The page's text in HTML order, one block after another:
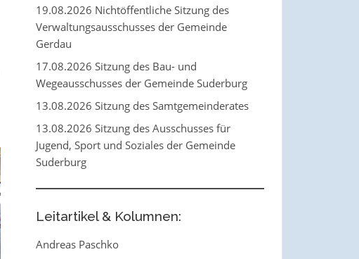
19.08.2026 Nichtöffentliche Sitzung des
Verwaltungsausschusses der Gemeinde
Gerdau
17.08.2026 Sitzung des Bau- und
Wegeausschusses der Gemeinde Suderburg
13.08.2026 Sitzung des Samtgemeinderates
13.08.2026 Sitzung des Ausschusses für
Jugend, Sport und Soziales der Gemeinde
Suderburg
Leitartikel & Kolumnen:
Andreas Paschko